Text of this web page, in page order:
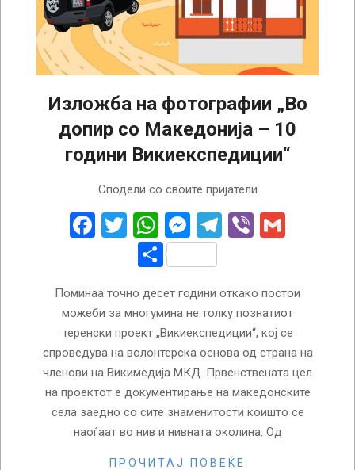
Изложба на фотографии „Во
допир со Македонија – 10
години Викиекспедиции“
Сподели со своите пријатели
Facebook
Twitter
WhatsApp
Messenger
Telegram
Viber
Share
Поминаа точно десет години откако постои
можеби за многумина не толку познатиот
теренски проект „Викиекспедиции“, кој се
спроведува на волонтерска основа од страна на
членови на Викимедија МКД. Првенствената цел
на проектот е документирање на македонските
села заедно со сите знаменитости коишто се
наоѓаат во нив и нивната околина. Од
ПРОЧИТАЈ ПОВЕЌЕ